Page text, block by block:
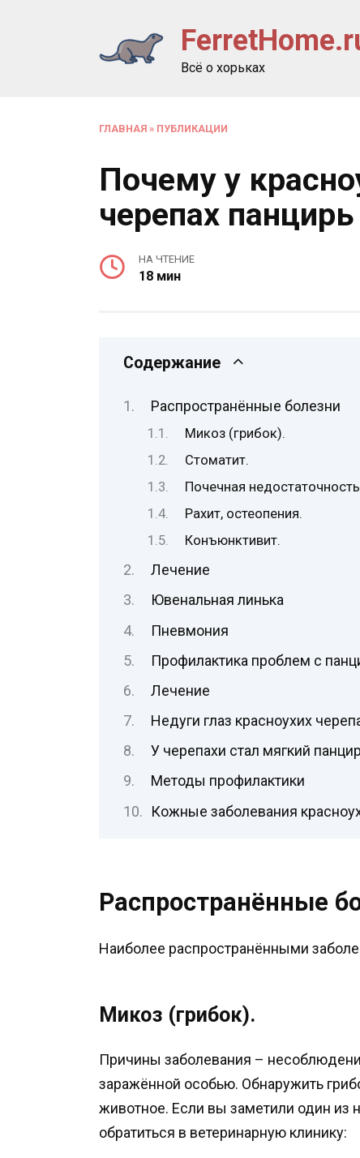
Всё о хорьках
ГЛАВНАЯ » ПУБЛИКАЦИИ
Почему у
черепах
НА ЧТЕНИЕ
18 мин
Содержание
Распространённые болезни
Микоз (грибок).
Стоматит.
Почечная
Рахит, остеопения.
Конъюнктивит.
Лечение
Ювенальная линька
Пневмония
Профилактика проблем с
Лечение
Недуги глаз красноухих
У черепахи стал мягкий
Методы профилактики
Кожные заболевания
Распространённые
Наиболее распространёнными
Микоз (грибок).
Причины заболевания –
заражённой особью. Обнаружить
животное. Если вы заметили один из
обратиться в ветеринарную клинику: